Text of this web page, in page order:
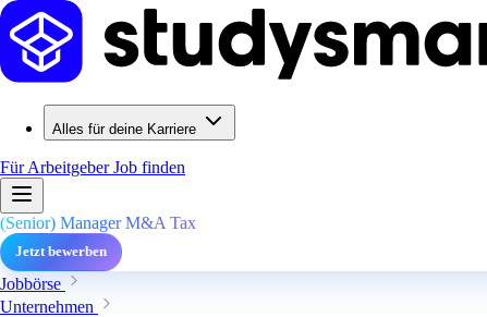
Alles für deine Karriere
Für ArbeitgeberJob finden
(Senior) Manager M&A Tax
Jetzt bewerben
Jobbörse
Unternehmen